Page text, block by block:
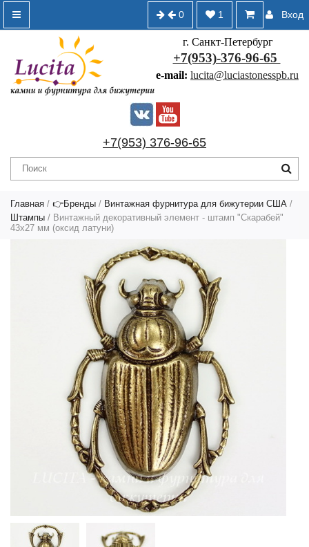
Вход
1
0
г. Санкт-Петербург
+7(953)-376-96-65
e-mail: lucita@luciastonesspb.ru
+7(953) 376-96-65
Главная / 👉Бренды / Винтажная фурнитура для бижутерии США /
Штампы / Винтажный декоративный элемент - штамп "Скарабей"
43х27 мм (оксид латуни)